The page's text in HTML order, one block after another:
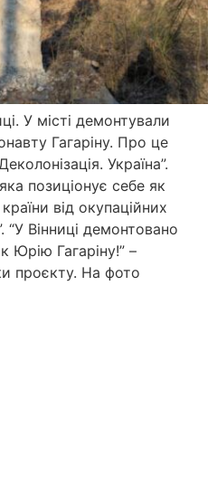
У місті демонтували
Гагаріну. Про це
Україна”.
позиціонує себе як
від окупаційних
“У Вінниці демонтовано
Юрію Гагаріну!” –
проєкту. На фото